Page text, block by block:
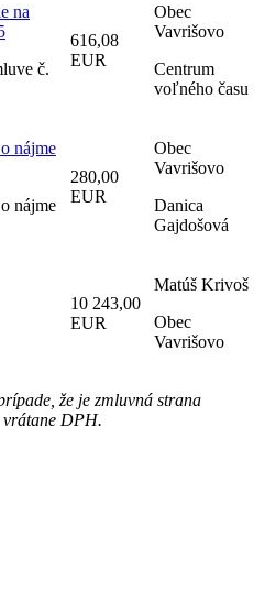
na
č.
616,08
EUR
Obec
Vavrišovo
Centrum
voľného času
nájme
nájme
280,00
EUR
Obec
Vavrišovo
Danica
Gajdošová
10 243,00
EUR
Matúš Krivoš
Obec
Vavrišovo
že je zmluvná strana
vrátane DPH.